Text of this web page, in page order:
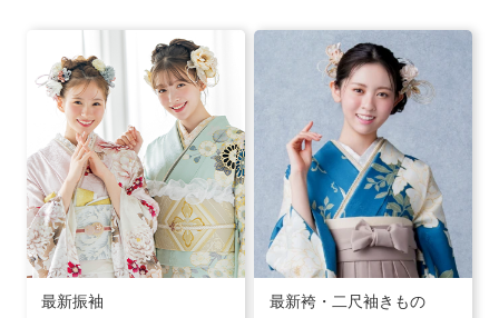
最新振袖
最新袴・二尺袖きもの